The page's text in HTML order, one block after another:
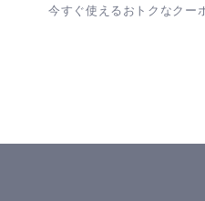
今すぐ使えるおトクなクー